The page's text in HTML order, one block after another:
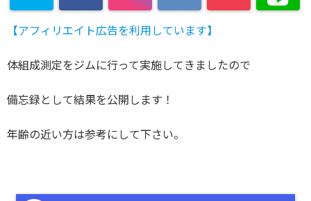
【アフィリエイト広告を利用しています】
体組成測定をジムに行って実施してきましたので
備忘録として結果を公開します！
年齢の近い方は参考にして下さい。